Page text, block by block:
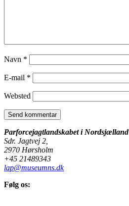
Navn *
E-mail *
Websted
Parforcejagtlandskabet i Nordsjælland
Sdr. Jagtvej 2,
2970 Hørsholm
+45 21489343
lap@museumns.dk
Følg os: